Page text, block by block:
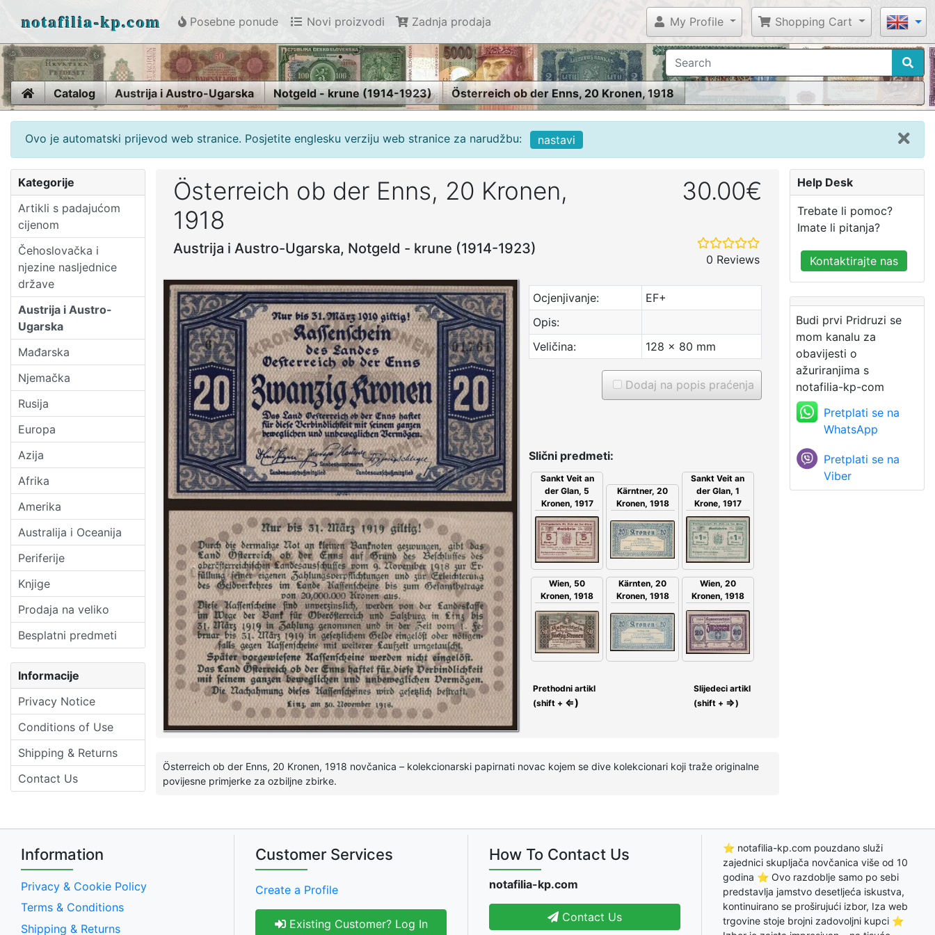
notafilia-kp.com Posebne ponude Novi proizvodi Zadnja prodaja My Profile Shopping Cart
HomeCatalog Austrija i Austro-Ugarska Notgeld - krune (1914-1923) Österreich ob der Enns, 20 Kronen, 1918
Ovo je automatski prijevod web stranice. Posjetite englesku verziju web stranice za narudžbu: nastavi
Kategorije
Artikli s padajućom
cijenom
Čehoslovačka i
njezine nasljednice
države
Austrija i Austro-
Ugarska
Mađarska
Njemačka
Rusija
Europa
Azija
Afrika
Amerika
Australija i Oceanija
Periferije
Knjige
Prodaja na veliko
Besplatni predmeti
Informacije
Privacy Notice
Conditions of Use
Shipping & Returns
Contact Us
Österreich ob der Enns, 20 Kronen,
1918
Austrija i Austro-Ugarska, Notgeld - krune (1914-1923)
30.00€
0 Reviews
Ocjenjivanje:
EF+
Opis:
Veličina:
128 x 80 mm
Dodaj na popis praćenja
Slični predmeti:
Sankt Veit an
der Glan, 5
Kronen, 1917
Kärntner, 20
Kronen, 1918
Sankt Veit an
der Glan, 1
Krone, 1917
Wien, 50
Kronen, 1918
Kärnten, 20
Kronen, 1918
Wien, 20
Kronen, 1918
Prethodni artikl
(shift + ⇐)
Slijedeci artikl
(shift + ⇒)
Österreich ob der Enns, 20 Kronen, 1918 novčanica – kolekcionarski papirnati novac kojem se dive kolekcionari koji traže originalne
povijesne primjerke za ozbiljne zbirke.
Help Desk
Trebate li pomoc?
Imate li pitanja?
Kontaktirajte nas
Budi prvi Pridruzi se
mom kanalu za
obavijesti o
ažuriranjima s
notafilia-kp-com
Pretplati se na
WhatsApp
Pretplati se na
Viber
Information
Privacy & Cookie Policy
Terms & Conditions
Shipping & Returns
Customer Services
Create a Profile
Existing Customer? Log In
How To Contact Us
notafilia-kp.com
Contact Us
⭐ notafilia-kp.com pouzdano služi
zajednici skupljača novčanica više od 10
godina ⭐ Ovo razdoblje samo po sebi
predstavlja jamstvo desetljeća iskustva,
kontinuirano se proširujući izbor, Iza web
trgovine stoje brojni zadovoljni kupci ⭐